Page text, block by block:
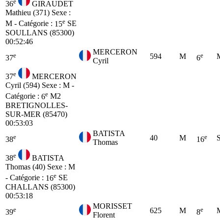
36
GIRAUDET
Mathieu (371) Sexe :
M - Catégorie : 15e SE
SOULLANS (85300)
00:52:46
37e
MERCERON
Cyril
594 M 6e
37e
MERCERON
Cyril (594) Sexe : M -
Catégorie : 6e M2
BRETIGNOLLES-
SUR-MER (85470)
00:53:03
38e
BATISTA
Thomas
40 M 16e
38e
BATISTA
Thomas (40) Sexe : M
- Catégorie : 16e SE
CHALLANS (85300)
00:53:18
39e
MORISSET
Florent
625 M 8e